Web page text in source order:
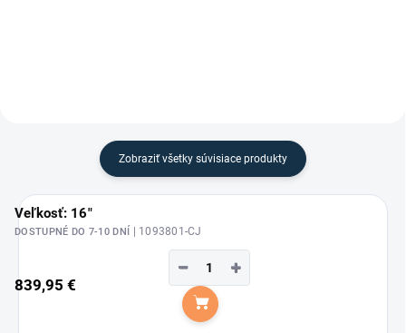
Zobraziť všetky súvisiace produkty
Veľkosť: 16"
DOSTUPNÉ DO 7-10 DNÍ | 1093801-CJ
839,95 €
+
−
Do košíka